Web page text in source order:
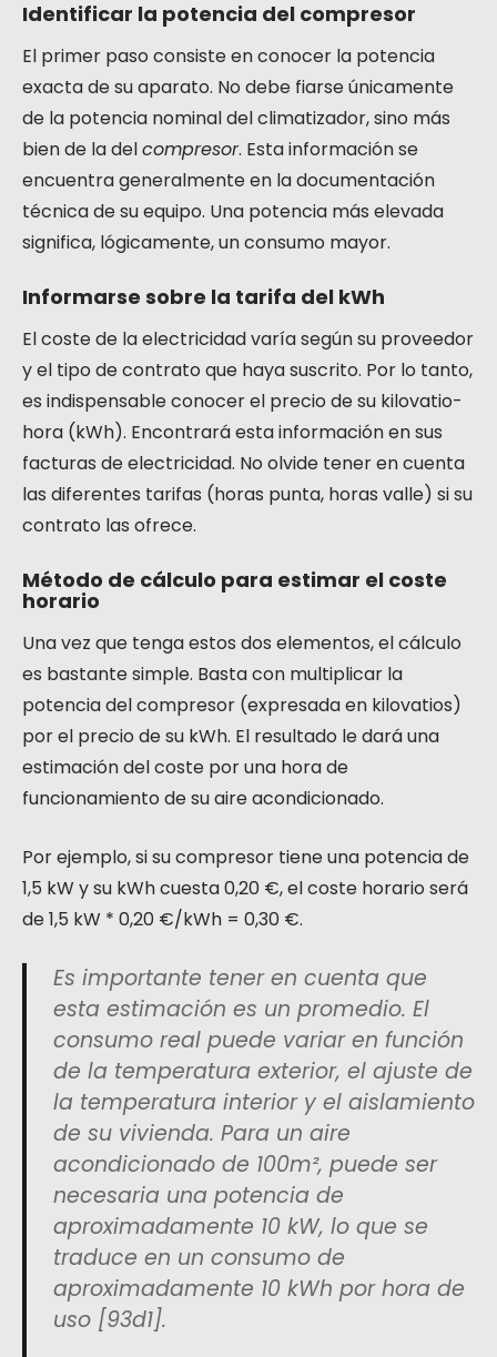
Identificar la potencia del compresor
El primer paso consiste en conocer la potencia
exacta de su aparato. No debe fiarse únicamente
de la potencia nominal del climatizador, sino más
bien de la delcompresor. Esta información se
encuentra generalmente en la documentación
técnica de su equipo. Una potencia más elevada
significa, lógicamente, un consumo mayor.
Informarse sobre la tarifa del kWh
El coste de la electricidad varía según su proveedor
y el tipo de contrato que haya suscrito. Por lo tanto,
es indispensable conocer el precio de su kilovatio-
hora (kWh). Encontrará esta información en sus
facturas de electricidad. No olvide tener en cuenta
las diferentes tarifas (horas punta, horas valle) si su
contrato las ofrece.
Método de cálculo para estimar el coste
horario
Una vez que tenga estos dos elementos, el cálculo
es bastante simple. Basta con multiplicar la
potencia del compresor (expresada en kilovatios)
por el precio de su kWh. El resultado le dará una
estimación del coste por una hora de
funcionamiento de su aire acondicionado.
Por ejemplo, si su compresor tiene una potencia de
1,5 kW y su kWh cuesta 0,20 €, el coste horario será
de 1,5 kW * 0,20 €/kWh = 0,30 €.
Es importante tener en cuenta que
esta estimación es un promedio. El
consumo real puede variar en función
de la temperatura exterior, el ajuste de
la temperatura interior y el aislamiento
de su vivienda. Para un aire
acondicionado de 100m², puede ser
necesaria una potencia de
aproximadamente 10 kW, lo que se
traduce en un consumo de
aproximadamente 10 kWh por hora de
uso [93d1].